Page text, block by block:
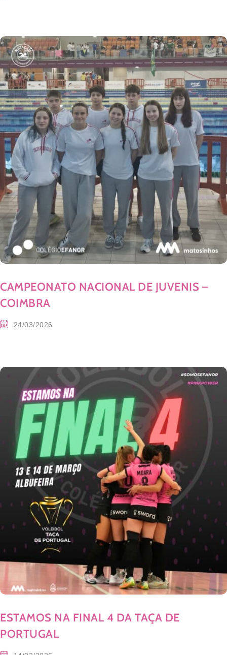
CAMPEONATO NACIONAL DE JUVENIS –
COIMBRA
24/03/2026
ESTAMOS NA FINAL 4 DA TAÇA DE
PORTUGAL